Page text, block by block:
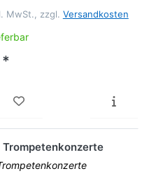
MwSt., zzgl. Versandkosten
*
Trompetenkonzerte